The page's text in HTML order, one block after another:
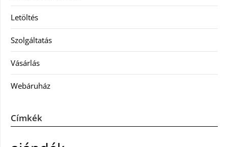
Letöltés
Szolgáltatás
Vásárlás
Webáruház
Címkék